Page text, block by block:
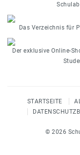
Das Verzeichnis für
Der exklusive Online-
STARTSEITE
© 2026